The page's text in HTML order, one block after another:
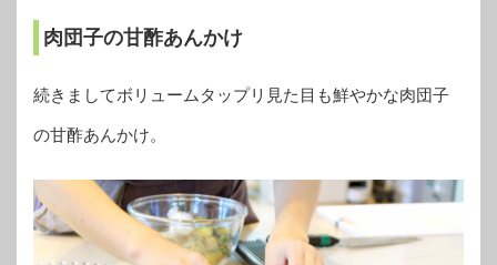
肉団子の甘酢あんかけ
続きましてボリュームタップリ見た目も鮮やかな肉団子
の甘酢あんかけ。